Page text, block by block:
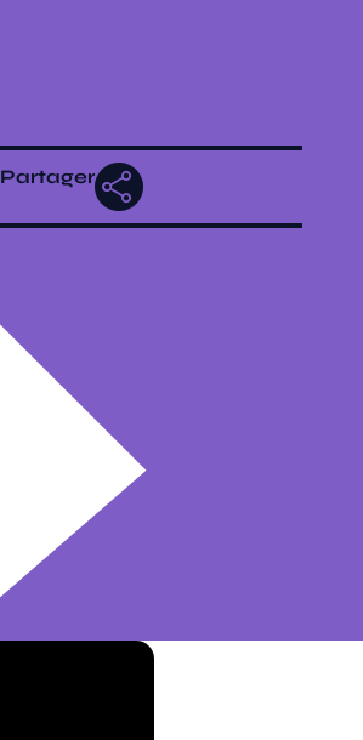
Partager